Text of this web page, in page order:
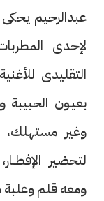
عبدالرحيم
لإحدى
التقليدى
بعيـون الحبيبة
وغير مستهلك،
لتحضير
ومعه قلم